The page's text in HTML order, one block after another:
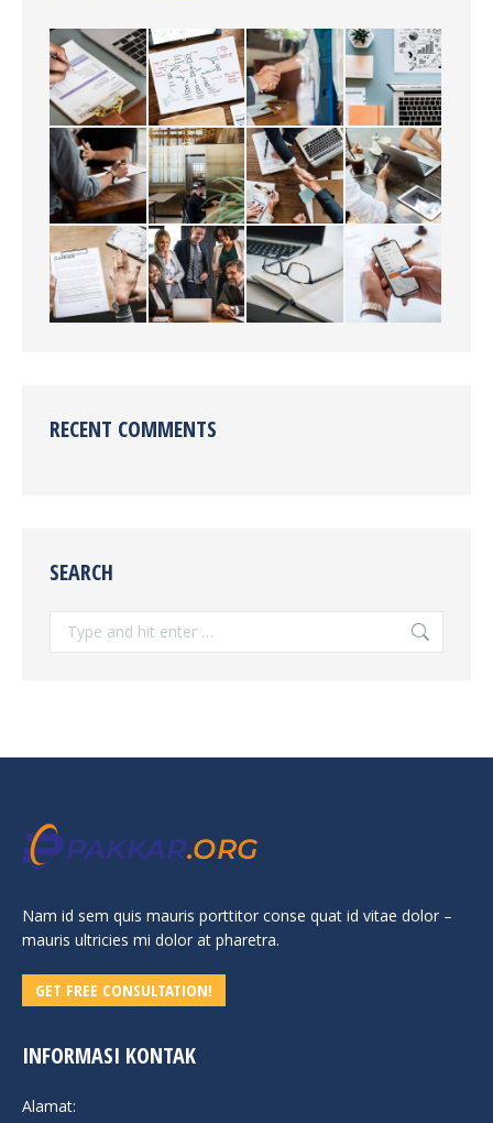
RECENT COMMENTS
SEARCH
Nam id sem quis mauris porttitor conse quat id vitae dolor –
mauris ultricies mi dolor at pharetra.
GET FREE CONSULTATION!
INFORMASI KONTAK
Alamat: